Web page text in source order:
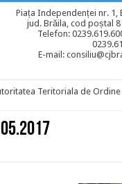
Piața Independenței nr. 1,
jud. Brăila, cod poștal
Telefon:
E-mail:
Teritoriala de Ordine